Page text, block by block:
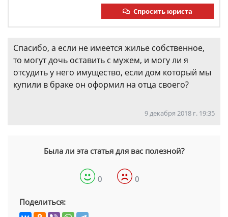
Спросить юриста
Спасибо, а если не имеется жилье собственное,
то могут дочь оставить с мужем, и могу ли я
отсудить у него имущество, если дом который мы
купили в браке он оформил на отца своего?
9 декабря 2018 г. 19:35
Была ли эта статья для вас полезной?
0 0
Поделиться: